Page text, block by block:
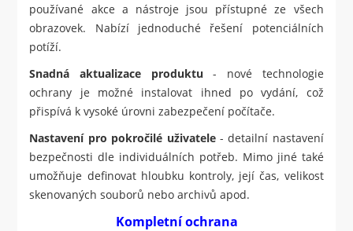
používané akce a nástroje jsou přístupné ze všech
obrazovek. Nabízí jednoduché řešení potenciálních
potíží.
Snadná aktualizace produktu - nové technologie
ochrany je možné instalovat ihned po vydání, což
přispívá k vysoké úrovni zabezpečení počítače.
Nastavení pro pokročilé uživatele- detailní nastavení
bezpečnosti dle individuálních potřeb. Mimo jiné také
umožňuje definovat hloubku kontroly, její čas, velikost
skenovaných souborů nebo archivů apod.
Kompletní ochrana